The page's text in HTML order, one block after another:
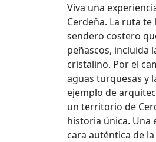
Viva una
Cerdeña. La ruta
sendero costero
peñascos, incluida
cristalino. Por el
aguas turquesas y
ejemplo de
un territorio de
historia única. Una
cara auténtica de la